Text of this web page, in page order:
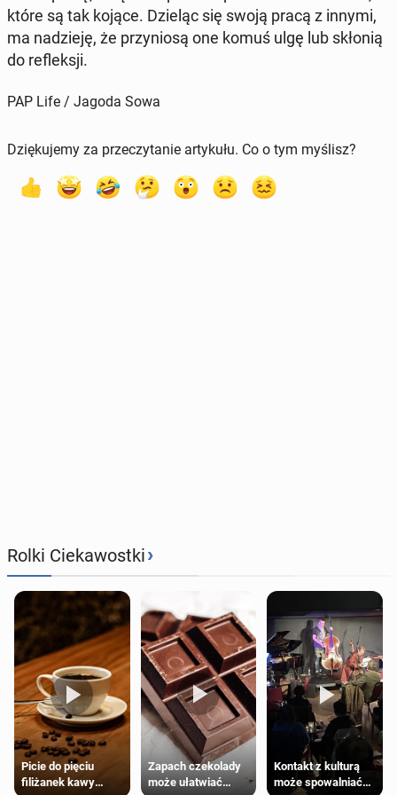
które są tak kojące. Dzieląc się swoją pracą z innymi,
ma na­dzie­ję, że przy­nio­są one komuś ulgę lub skłonią
do re­flek­sji.
PAP Life / Jagoda Sowa
Dziękujemy za przeczytanie artykułu. Co o tym myślisz?
Rolki Ciekawostki›
Picie do pięciu
filiżanek kawy
Zapach czekolady
może ułatwiać
Kontakt z kulturą
może spowalniać